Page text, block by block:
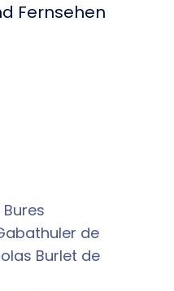
Fernsehen
Bures
de
Burlet de